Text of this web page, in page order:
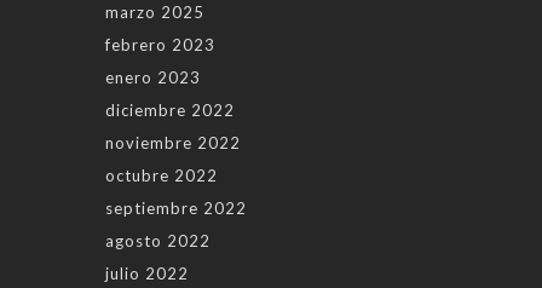
marzo 2025
febrero 2023
enero 2023
diciembre 2022
noviembre 2022
octubre 2022
septiembre 2022
agosto 2022
julio 2022